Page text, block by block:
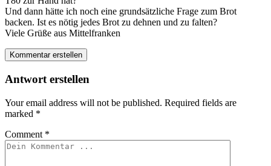
Und dann hätte ich noch eine grundsätzliche Frage zum Brot
backen. Ist es nötig jedes Brot zu dehnen und zu falten?
Viele Grüße aus Mittelfranken
Kommentar erstellen
Antwort erstellen
Your email address will not be published. Required fields are
marked *
Comment *